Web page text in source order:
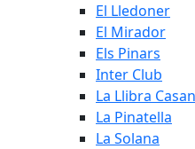
El Lledoner
El Mirador
Els Pinars
Inter Club
La Llibra
La Pinatella
La Solana